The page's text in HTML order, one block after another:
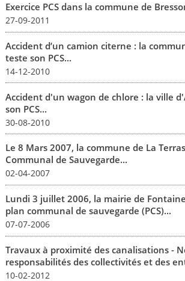
Exercice PCS dans la commune de
27-09-2011
Accident d’un camion citerne : la
teste son PCS...
14-12-2010
Accident d'un wagon de chlore : la ville
son PCS...
30-08-2010
Le 8 Mars 2007, la commune de La
Communal de Sauvegarde...
02-04-2007
Lundi 3 juillet 2006, la mairie de
plan communal de sauvegarde (PCS)...
07-07-2006
Travaux à proximité des canalisations -
responsabilités des collectivités et des
10-02-2012